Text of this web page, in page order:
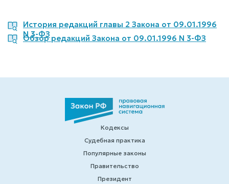
История редакций главы 2 Закона от 09.01.1996
N 3-ФЗ
Обзор редакций Закона от 09.01.1996 N 3-ФЗ
Кодексы
Судебная практика
Популярные законы
Правительство
Президент